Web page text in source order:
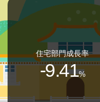
住宅部門成長率
-9.41%